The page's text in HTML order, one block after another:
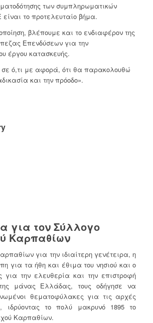
των συμπληρωματικών
το προτελευταίο βήμα.
βλέπουμε και το ενδιαφέρον της
Επενδύσεων για την
έργου κατασκευής.
σε ό,τι με αφορά, ότι θα παρακολουθώ
και την πρόοδο».
για τον Σύλλογο
Καρπαθίων
για την ιδιαίτερη γενέτειρα, η
για τα ήθη και έθιμα του νησιού και ο
για την ελευθερία και την επιστροφή
μάνας Ελλάδας, τους οδήγησε να
θεματοφύλακες για τις αρχές
ιδρύοντας το πολύ μακρυνό 1895 το
Καρπαθίων.